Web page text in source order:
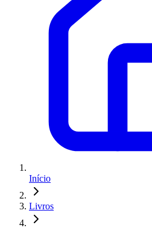
Início
Livros